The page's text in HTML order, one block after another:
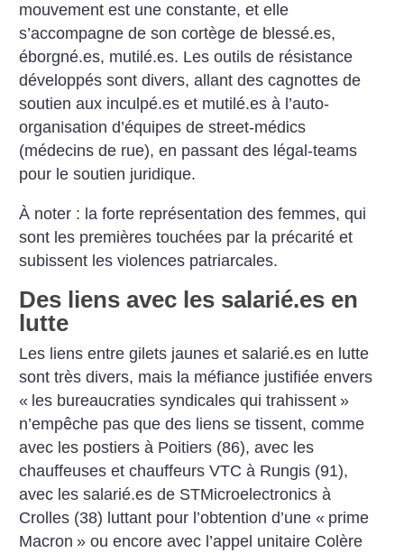
mouvement est une constante, et elle
s’accompagne de son cortège de blessé.es,
éborgné.es, mutilé.es. Les outils de résistance
développés sont divers, allant des cagnottes de
soutien aux inculpé.es et mutilé.es à l’auto-
organisation d’équipes de street-médics
(médecins de rue), en passant des légal-teams
pour le soutien juridique.
À noter : la forte représentation des femmes, qui
sont les premières touchées par la précarité et
subissent les violences patriarcales.
Des liens avec les salarié.es en
lutte
Les liens entre gilets jaunes et salarié.es en lutte
sont très divers, mais la méfiance justifiée envers
« les bureaucraties syndicales qui trahissent »
n’empêche pas que des liens se tissent, comme
avec les postiers à Poitiers (86), avec les
chauffeuses et chauffeurs VTC à Rungis (91),
avec les salarié.es de STMicroelectronics à
Crolles (38) luttant pour l’obtention d’une « prime
Macron » ou encore avec l’appel unitaire Colère